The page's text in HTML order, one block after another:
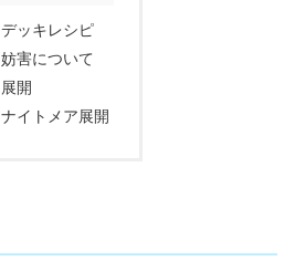
デッキレシピ
妨害について
展開
ナイトメア展開